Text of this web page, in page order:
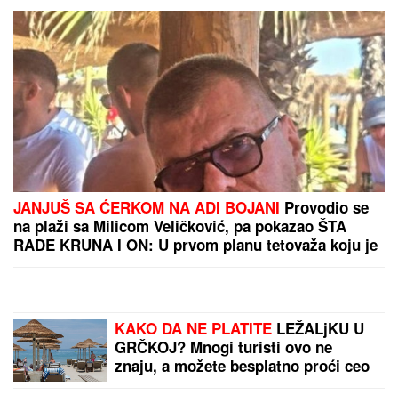
PREPORUKA ZA VAS
"NEĆE BITI KAO ONA KOJU PIŠU OČAJNICE"